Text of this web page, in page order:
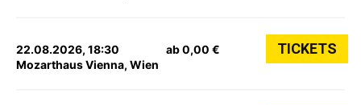
22.08.2026, 18:30
Mozarthaus Vienna, Wien
ab 0,00 € TICKETS